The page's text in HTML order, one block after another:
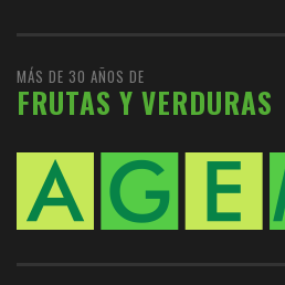
MÁS DE 30 AÑOS DE
FRUTAS Y VERDURAS